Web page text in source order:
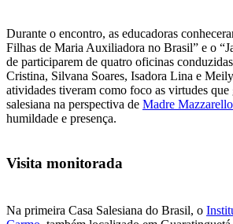
Durante o encontro, as educadoras
Filhas de Maria Auxiliadora no Brasil” e o
de participarem de quatro oficinas
Cristina, Silvana Soares, Isadora Lina e
atividades tiveram como foco as virtudes que
salesiana na perspectiva de Madre Mazzarello
humildade e presença.
Visita monitorada
Na primeira Casa Salesiana do Brasil, o